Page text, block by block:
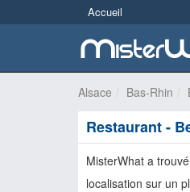
Accueil
Alsace Bas-Rhin
Restaurant -
MisterWhat a trouvé
localisation sur un